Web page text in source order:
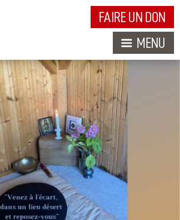
FAIRE UN DON
MENU